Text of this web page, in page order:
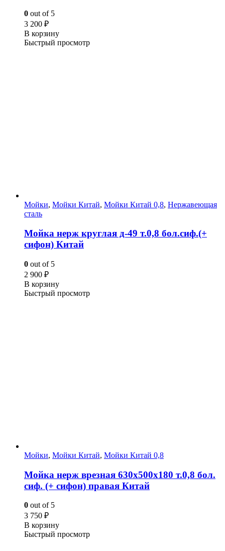
0 out of 5
3 200 ₽
В корзину
Быстрый просмотр
Мойки, Мойки Китай, Мойки Китай 0,8, Нержавеющая
сталь
Мойка нерж круглая д-49 т.0,8 бол.сиф.(+
сифон) Китай
0 out of 5
2 900 ₽
В корзину
Быстрый просмотр
Мойки, Мойки Китай, Мойки Китай 0,8
Мойка нерж врезная 630х500х180 т.0,8 бол.
сиф. (+ сифон) правая Китай
0 out of 5
3 750 ₽
В корзину
Быстрый просмотр